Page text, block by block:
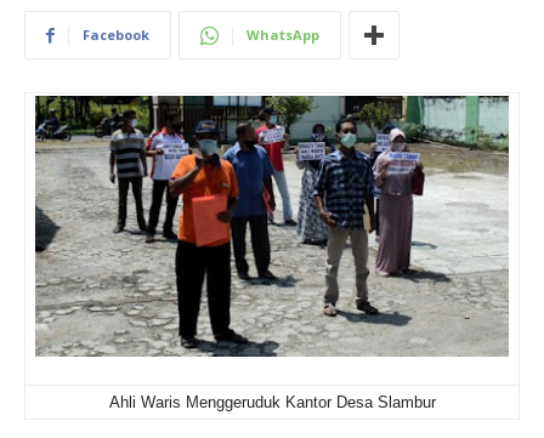
Facebook WhatsApp
Ahli Waris Menggeruduk Kantor Desa Slambur